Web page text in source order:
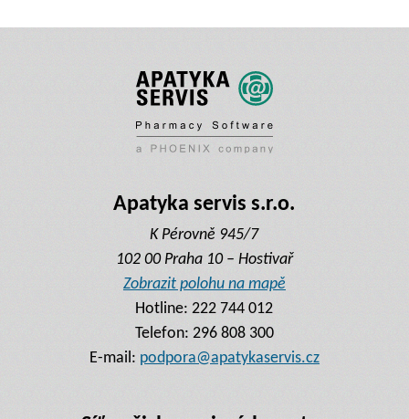
Apatyka servis s.r.o.
K Pérovně 945/7
102 00 Praha 10 – Hostivař
Zobrazit polohu na mapě
Hotline:222 744 012
Telefon: 296 808 300
E-mail: podpora@apatykaservis.cz